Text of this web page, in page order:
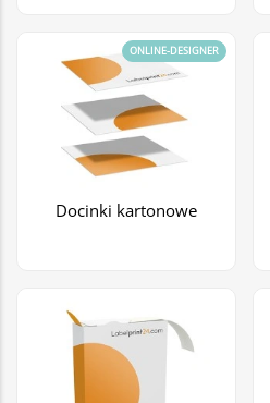
Docinki kartonowe
ONLINE-DESIGNER